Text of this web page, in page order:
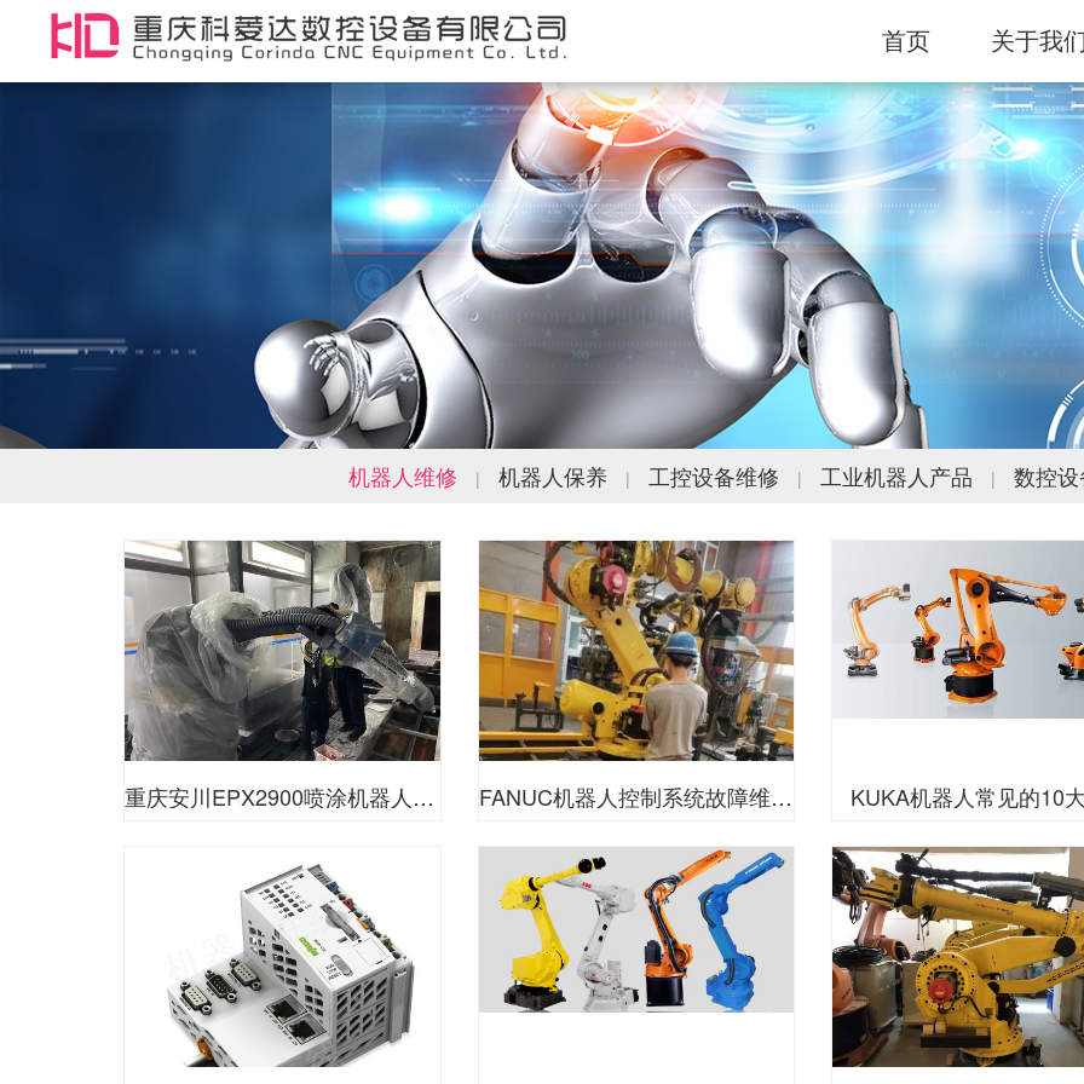
首页 关于我
机器人维修 | 机器人保养 | 工控设备维修 | 工业机器人产品 | 数控
重庆安川EPX2900喷涂机器人维修-减速机漏油更换-重庆铜梁区高速主轴牧野主轴维修 FANUC机器人控制系统故障维修实例 KUKA机器人常见的10